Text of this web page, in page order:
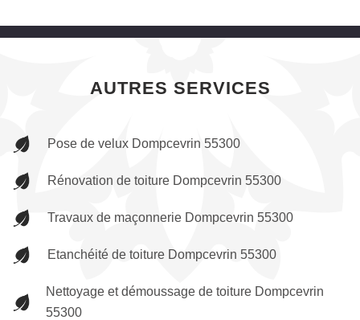
AUTRES SERVICES
Pose de velux Dompcevrin 55300
Rénovation de toiture Dompcevrin 55300
Travaux de maçonnerie Dompcevrin 55300
Etanchéité de toiture Dompcevrin 55300
Nettoyage et démoussage de toiture Dompcevrin
55300